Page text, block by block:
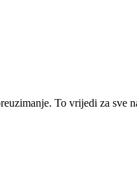
To vrijedi za sve